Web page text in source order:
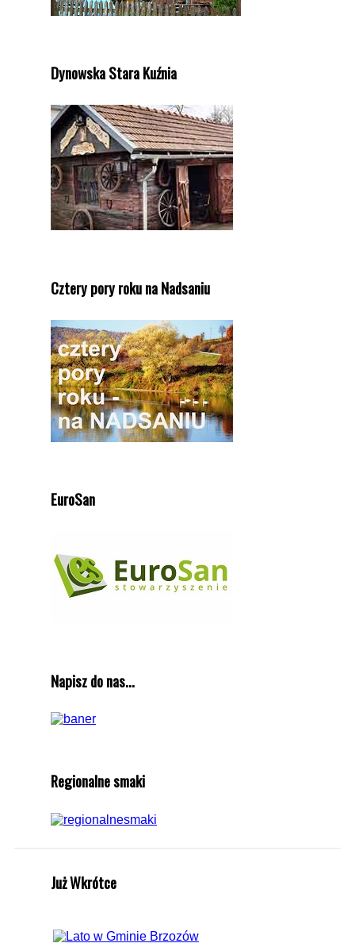
Dynowska Stara Kuźnia
Cztery pory roku na Nadsaniu
EuroSan
Napisz do nas...
Regionalne smaki
Już Wkrótce